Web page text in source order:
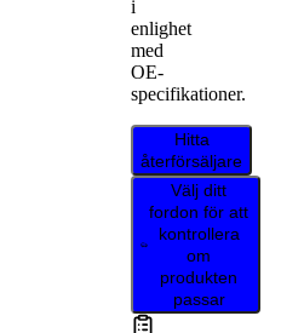
i
enlighet
med
OE-
specifikationer.
Hitta
återförsäljare
Välj ditt
fordon för att
kontrollera
om
produkten
passar